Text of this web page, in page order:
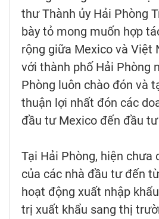
thư Thành ủy Hải Phòng
bày tỏ mong muốn hợp
rộng giữa Mexico và Việt
với thành phố Hải Phòng
Phòng luôn chào đón và
thuận lợi nhất đón các
đầu tư Mexico đến đầu
Tại Hải Phòng, hiện chưa
của các nhà đầu tư đến
hoạt động xuất nhập
trị xuất khẩu sang thị